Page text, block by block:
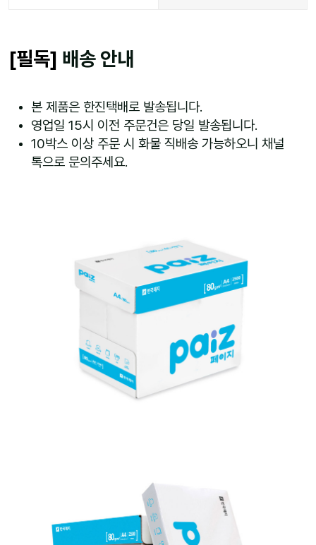
[필독] 배송 안내
본 제품은 한진택배로 발송됩니다.
영업일 15시 이전 주문건은 당일 발송됩니다.
10박스 이상 주문 시 화물 직배송 가능하오니 채널
톡으로 문의주세요.